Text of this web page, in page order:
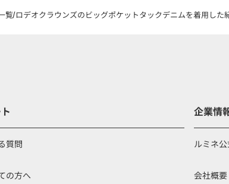
覧ロデオクラウンズのビッグポケットタックデニムを着用した
質問
の方へ
企業情
ルミネ
会社概要